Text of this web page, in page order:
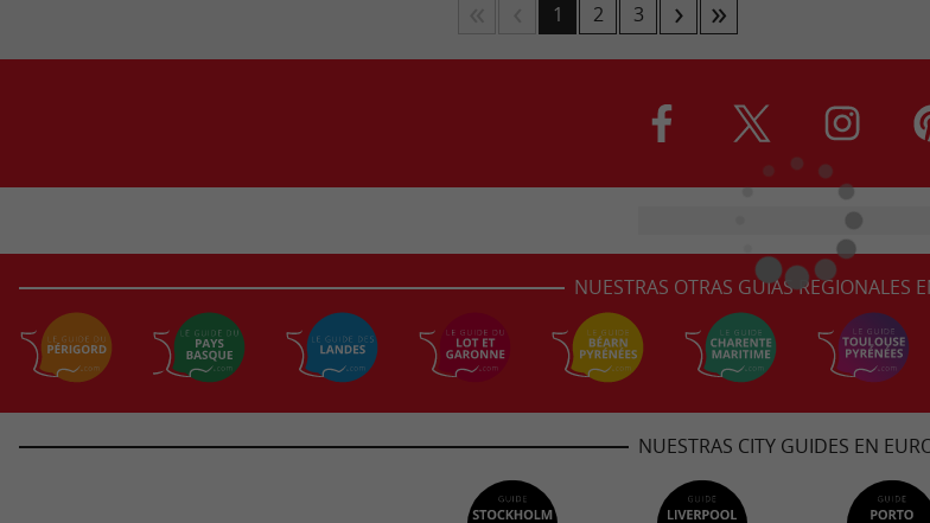
1 2 3
NUESTRAS OTRAS GUÍAS REGIONALES
NUESTRAS CITY GUIDES EN